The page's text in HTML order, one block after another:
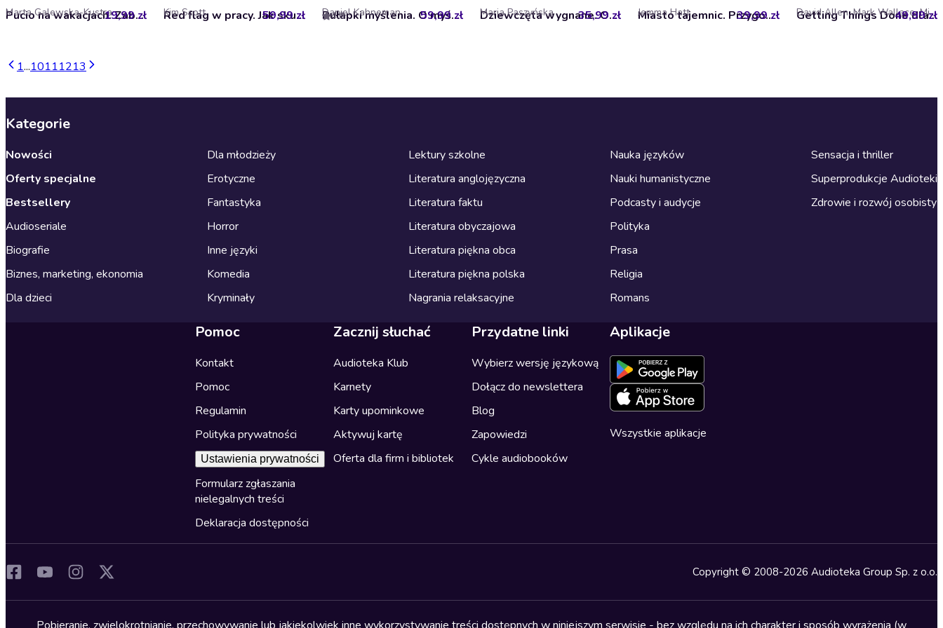
Pucio na wakacjach. Zabawy i zagadki słuchowe dla dzieci
Marta Galewska-Kustra19,99 zł Red flag w pracy. Jak skutecznie walczyć z uprzedzeniami, stereotypami, dyskryminacją czy mobbingiem
Kim Scott 59,99 zł Pułapki myślenia. O myśleniu szybkim i wolnym
Daniel Kahneman
4.6 59,99 zł Dziewczęta wygnane. Owoc granatu. Tom 1
Maria Paszyńska 35,99 zł Miasto tajemnic. Przygodowcy, tom 3
Jemma Hatt 39,99 zł Getting Things Done dla nastolatków. Jak ogarnąć wiele spraw i zyskać mnóstwo czasu
David Allen, Mark Wallace, Mike Williams
49,99 zł
1...10111213
Kategorie
Nowości
Oferty specjalne
Bestsellery
Audioseriale
Biografie
Biznes, marketing, ekonomia
Dla dzieci
Dla młodzieży
Erotyczne
Fantastyka
Horror
Inne języki
Komedia
Kryminały
Lektury szkolne
Literatura anglojęzyczna
Literatura faktu
Literatura obyczajowa
Literatura piękna obca
Literatura piękna polska
Nagrania relaksacyjne
Nauka języków
Nauki humanistyczne
Podcasty i audycje
Polityka
Prasa
Religia
Romans
Sensacja i thriller
Superprodukcje Audioteki
Zdrowie i rozwój osobisty
Pomoc
Kontakt
Pomoc
Regulamin
Polityka prywatności
Ustawienia prywatności
Formularz zgłaszania
nielegalnych treści
Deklaracja dostępności
Zacznij słuchać
Audioteka Klub
Karnety
Karty upominkowe
Aktywuj kartę
Oferta dla firm i bibliotek
Przydatne linki
Wybierz wersję językową
Dołącz do newslettera
Blog
Zapowiedzi
Cykle audiobooków
Aplikacje
Wszystkie aplikacje
Copyright © 2008-2026 Audioteka Group Sp. z o.o.